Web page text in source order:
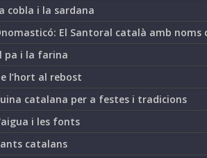
cobla i la sardana
El Santoral català amb noms
pa i la farina
l’hort al rebost
catalana per a festes i tradicions
i les fonts
catalans